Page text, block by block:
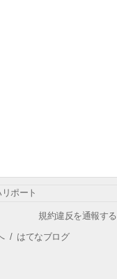
ポート
規約違反を通報する
/ はてなブログ